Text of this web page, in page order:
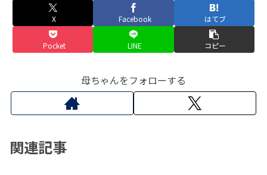
X Facebook はてブ
Pocket LINE コピー
母ちゃんをフォローする
関連記事